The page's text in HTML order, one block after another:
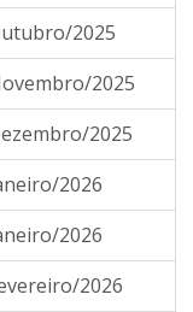
2025
2025
2025
2026
2026
2026